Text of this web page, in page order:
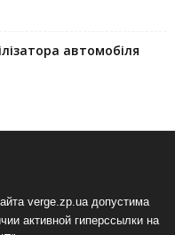
автомобіля
verge.zp.ua допустима
активной гиперссылки на